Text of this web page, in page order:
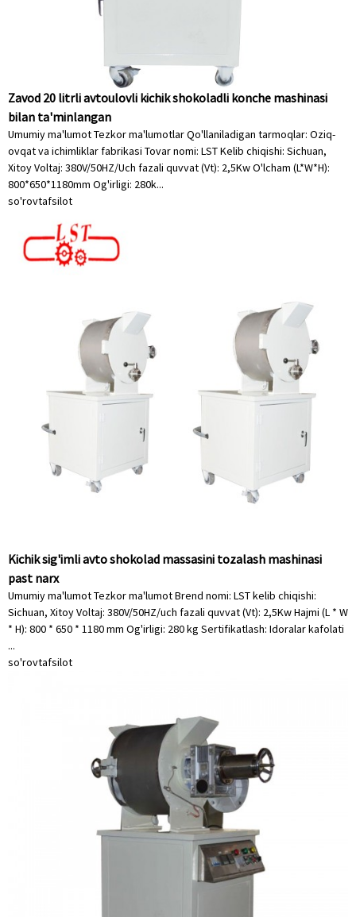
Zavod 20 litrli avtoulovli kichik shokoladli konche mashinasi
bilan ta'minlangan
Umumiy ma'lumot Tezkor ma'lumotlar Qo'llaniladigan tarmoqlar: Oziq-
ovqat va ichimliklar fabrikasi Tovar nomi: LST Kelib chiqishi: Sichuan,
Xitoy Voltaj: 380V/50HZ/Uch fazali quvvat (Vt): 2,5Kw O'lcham (L*W*H):
800*650*1180mm Og'irligi: 280k...
so'rovtafsilot
Kichik sig'imli avto shokolad massasini tozalash mashinasi
past narx
Umumiy ma'lumot Tezkor ma'lumot Brend nomi: LST kelib chiqishi:
Sichuan, Xitoy Voltaj: 380V/50HZ/uch fazali quvvat (Vt): 2,5Kw Hajmi (L * W
* H): 800 * 650 * 1180 mm Og'irligi: 280 kg Sertifikatlash: Idoralar kafolati
...
so'rovtafsilot